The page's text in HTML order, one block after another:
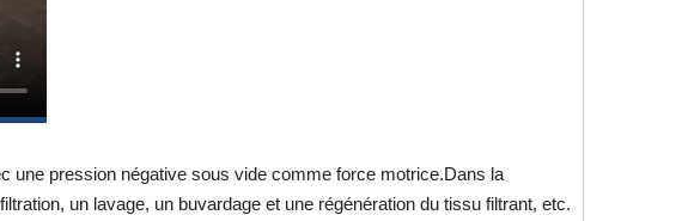
une pression négative sous vide comme force motrice.Dans la
un lavage, un buvardage et une régénération du tissu filtrant, etc.